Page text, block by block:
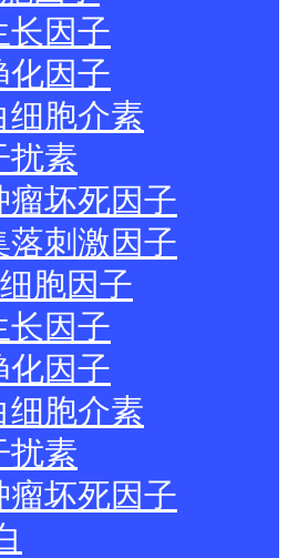
长因子
化因子
细胞介素
扰素
瘤坏死因子
落刺激因子
胞因子
长因子
化因子
细胞介素
扰素
瘤坏死因子